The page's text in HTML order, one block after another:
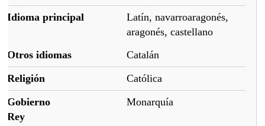
Idioma principal
Latín, navarroaragonés,
aragonés, castellano
Otros idiomas
Catalán
Religión
Católica
Gobierno
Monarquía
Rey